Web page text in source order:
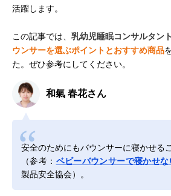
活躍します。
この記事では、 乳幼児睡眠コンサルタン
ウンサーを選ぶポイントとおすすめ商品
た。ぜひ参考にしてください。
和氣 春花さん
安全のためにもバウンサーに寝かせる
（参考： ベビーバウンサーで寝かせな
製品安全協会）。